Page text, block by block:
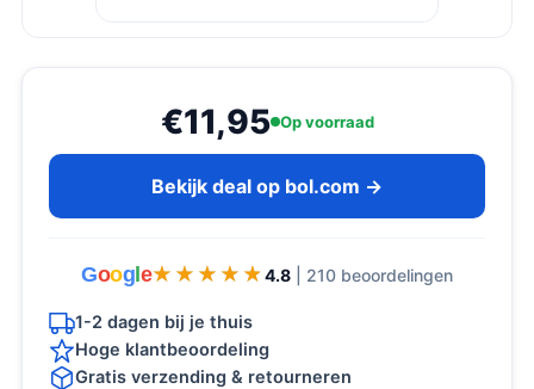
€11,95 Op voorraad
Bekijk deal op bol.com →
Goog e★★★★★
★★★★★ 4.8 | 210 beoordelingen
1-2 dagen bij je thuis
Hoge klantbeoordeling
Gratis verzending & retourneren